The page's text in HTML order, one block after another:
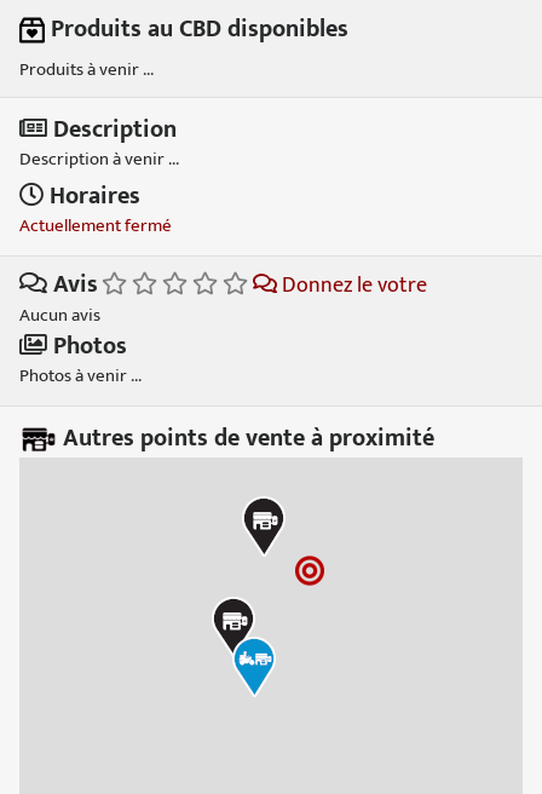
Produits au CBD disponibles
Produits à venir ...
Description
Description à venir ...
Horaires
Actuellement fermé
Avis Donnez le votre
Aucun avis
Photos
Photos à venir ...
Autres points de vente à proximité